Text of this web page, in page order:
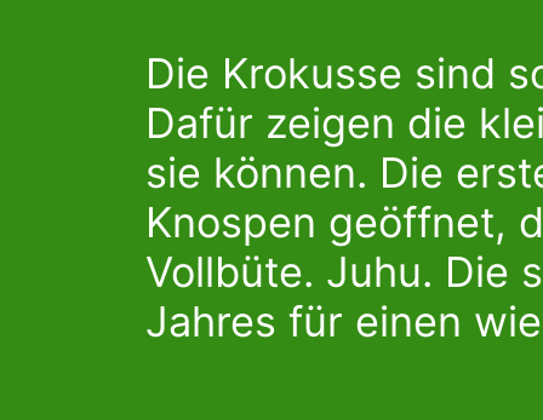
Die Krokusse sind
Dafür zeigen die
sie können. Die
Knospen geöffnet,
Vollbüte. Juhu. Die
Jahres für einen